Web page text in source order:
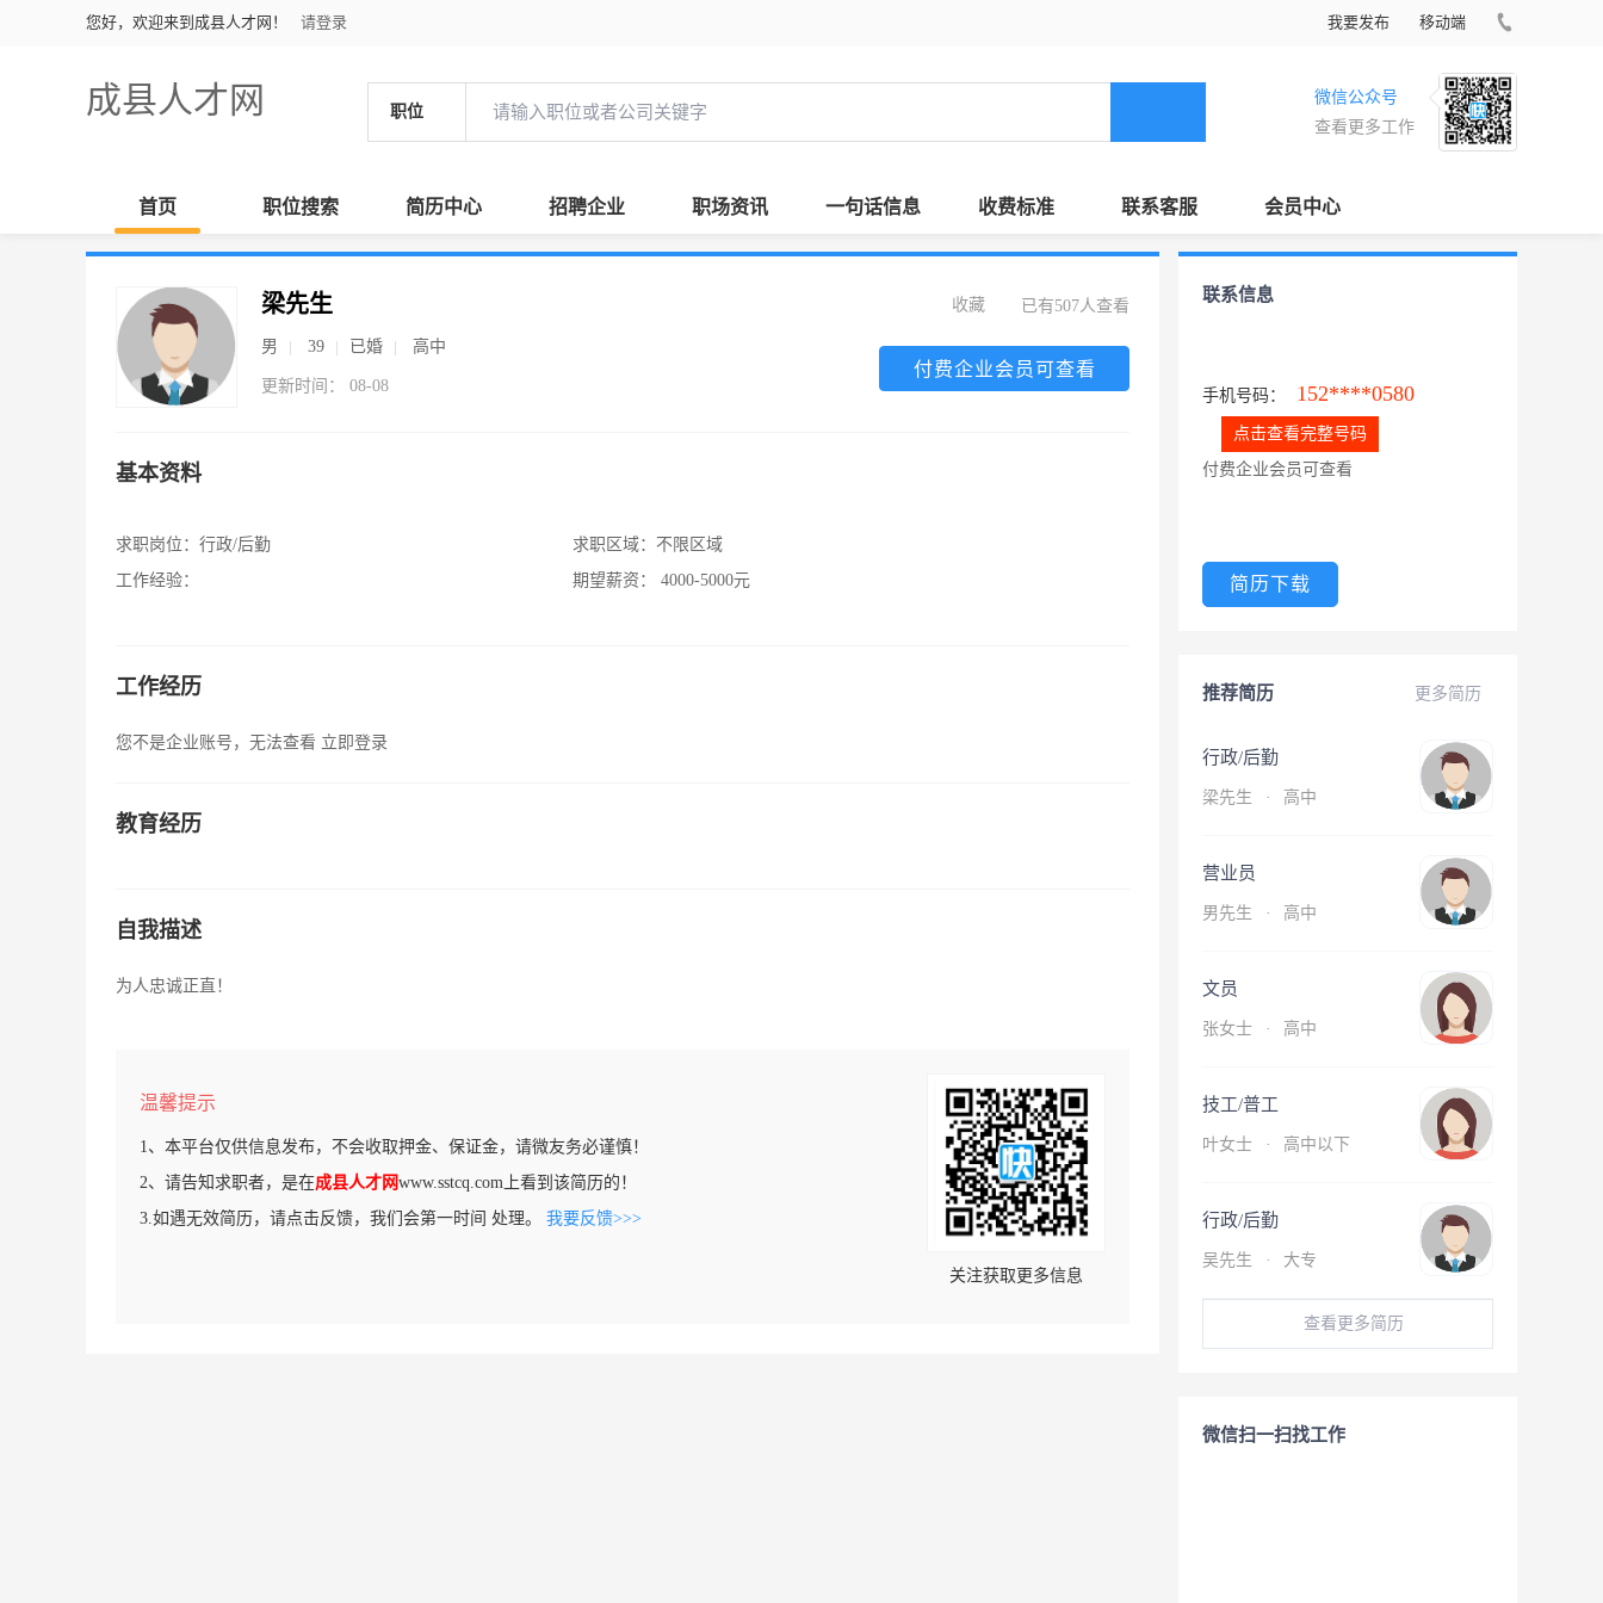
您好，欢迎来到成县人才网！ 请登录 我要发布 移动端
成县人才网 职位
微信公众号
查看更多工作
首页 职位搜索 简历中心 招聘企业 职场资讯 一句话信息 收费标准 联系客服 会员中心
梁先生
男 39 已婚 高中
更新时间： 08-08
已有507人查看
收藏
付费企业会员可查看
基本资料
求职岗位： 行政/后勤
工作经验：
求职区域： 不限区域
期望薪资：
4000-5000元
工作经历
您不是企业账号，无法查看 立即登录
教育经历
自我描述
为人忠诚正直！
温馨提示
1、本平台仅供信息发布，不会收取押金、保证金，请微友务必谨慎！
2、请告知求职者，是在成县人才网www.sstcq.com上看到该简历的！
3.如遇无效简历，请点击反馈，我们会第一时间 处理。 我要反馈>>>
关注获取更多信息
联系信息
手机号码： 152****0580
点击查看完整号码
付费企业会员可查看
简历下载
更多简历
推荐简历
行政/后勤
梁先生 · 高中
营业员
男先生 · 高中
文员
张女士 · 高中
技工/普工
叶女士 · 高中以下
行政/后勤
吴先生 · 大专
查看更多简历
微信扫一扫找工作